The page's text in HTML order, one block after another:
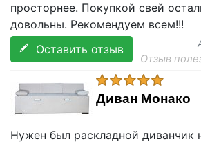
просторнее. Покупкой свей
довольны. Рекомендуем всем!!!
Оставить отзыв
Отзыв
Диван Монако
Нужен был раскладной диванчик